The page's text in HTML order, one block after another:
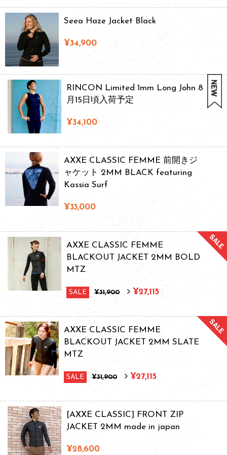
Seea Haze Jacket Black
¥34,900
RINCON Limited 1mm Long John 8
月15日頃入荷予定
¥34,100
AXXE CLASSIC FEMME 前開きジ
ャケット 2MM BLACK featuring
Kassia Surf
¥33,000
AXXE CLASSIC FEMME
BLACKOUT JACKET 2MM BOLD
MTZ
SALE ¥31,900 ¥27,115
AXXE CLASSIC FEMME
BLACKOUT JACKET 2MM SLATE
MTZ
SALE ¥31,900 ¥27,115
[AXXE CLASSIC] FRONT ZIP
JACKET 2MM made in japan
¥28,600